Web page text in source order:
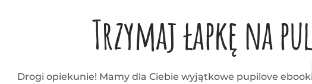
Trzymaj łapkę na
Drogi opiekunie! Mamy dla Ciebie wyjątkowe pupilove